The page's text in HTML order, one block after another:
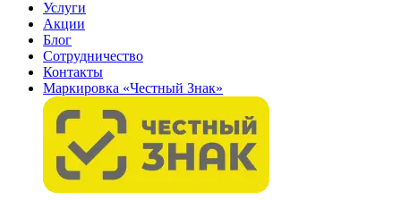
Услуги
Акции
Блог
Сотрудничество
Контакты
Маркировка «Честный Знак»